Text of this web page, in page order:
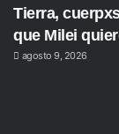
Tierra,
que Milei
agosto 9, 2026